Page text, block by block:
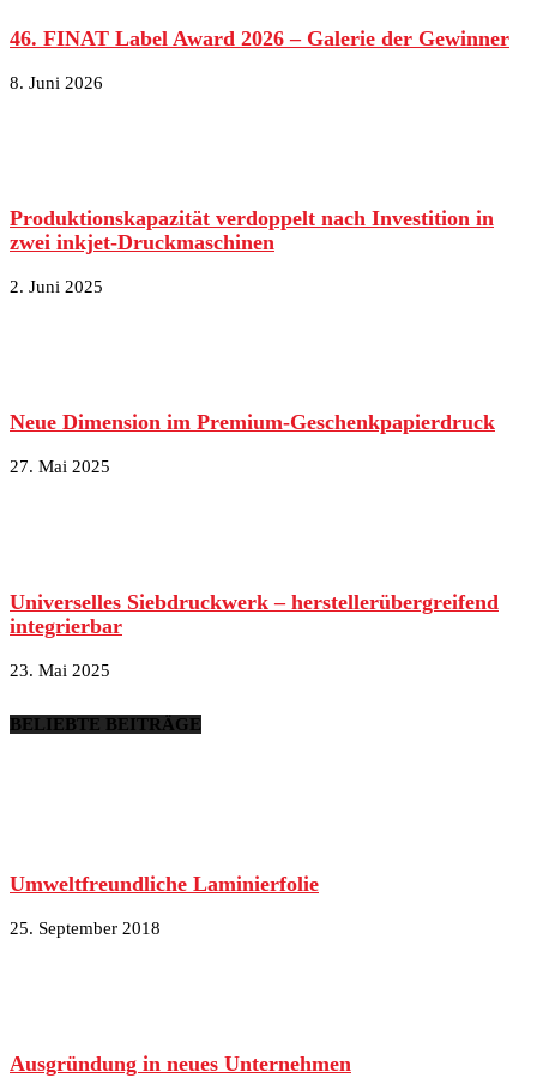
46. FINAT Label Award 2026 – Galerie der Gewinner
8. Juni 2026
Produktionskapazität verdoppelt nach Investition in
zwei inkjet-Druckmaschinen
2. Juni 2025
Neue Dimension im Premium-Geschenkpapierdruck
27. Mai 2025
Universelles Siebdruckwerk – herstellerübergreifend
integrierbar
23. Mai 2025
BELIEBTE BEITRÄGE
Umweltfreundliche Laminierfolie
25. September 2018
Ausgründung in neues Unternehmen